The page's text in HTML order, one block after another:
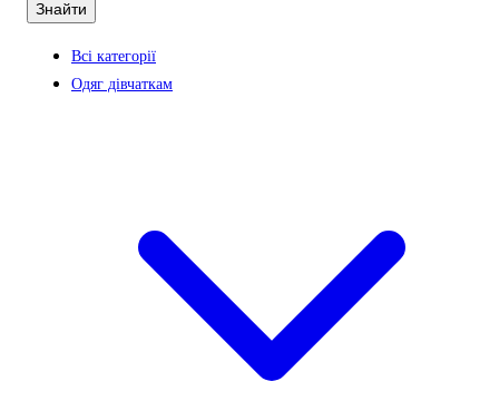
Знайти
Всі категорії
Одяг дівчаткам